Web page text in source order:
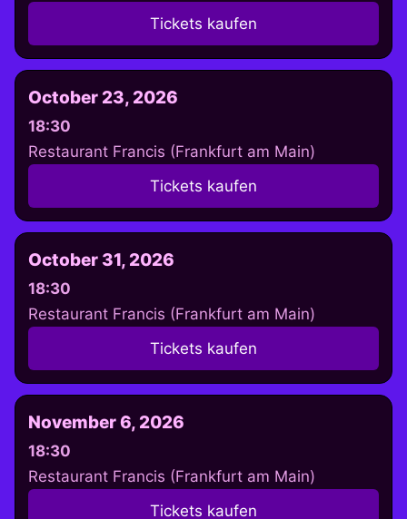
Tickets kaufen
October 23, 2026
18:30
Restaurant Francis (Frankfurt am Main)
Tickets kaufen
October 31, 2026
18:30
Restaurant Francis (Frankfurt am Main)
Tickets kaufen
November 6, 2026
18:30
Restaurant Francis (Frankfurt am Main)
Tickets kaufen